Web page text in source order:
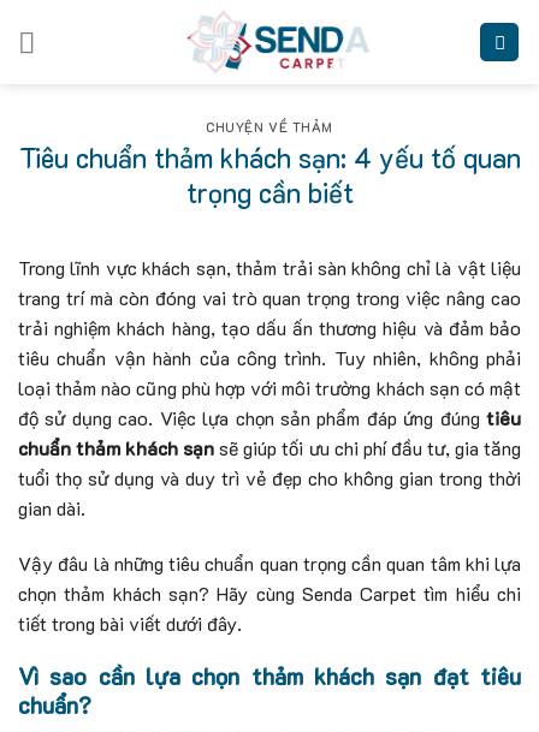
CHUYỆN VỀ THẢM
Tiêu chuẩn thảm khách sạn: 4 yếu tố quan
trọng cần biết
Trong lĩnh vực khách sạn, thảm trải sàn không chỉ là vật liệu
trang trí mà còn đóng vai trò quan trọng trong việc nâng cao
trải nghiệm khách hàng, tạo dấu ấn thương hiệu và đảm bảo
tiêu chuẩn vận hành của công trình. Tuy nhiên, không phải
loại thảm nào cũng phù hợp với môi trường khách sạn có mật
độ sử dụng cao. Việc lựa chọn sản phẩm đáp ứng đúng tiêu
chuẩn thảm khách sạnsẽ giúp tối ưu chi phí đầu tư, gia tăng
tuổi thọ sử dụng và duy trì vẻ đẹp cho không gian trong thời
gian dài.
Vậy đâu là những tiêu chuẩn quan trọng cần quan tâm khi lựa
chọn thảm khách sạn? Hãy cùng Senda Carpet tìm hiểu chi
tiết trong bài viết dưới đây.
Vì sao cần lựa chọn thảm khách sạn đạt tiêu
chuẩn?